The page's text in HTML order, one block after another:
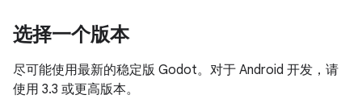
选择一个版本
尽可能使用最新的稳定版 Godot。对于 Android 开发，请
使用 3.3 或更高版本。